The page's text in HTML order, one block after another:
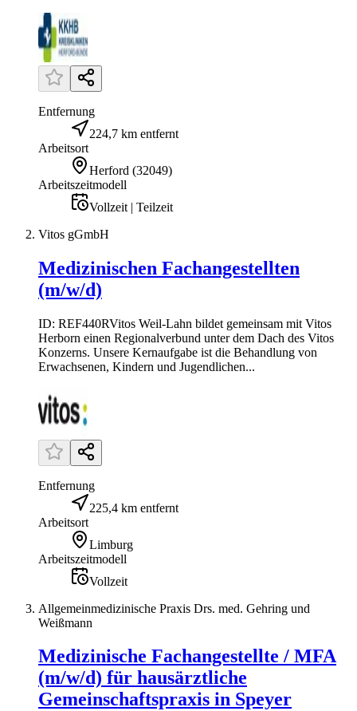
Entfernung
224,7 km entfernt
Arbeitsort
Herford (32049)
Arbeitszeitmodell
Vollzeit | Teilzeit
Vitos gGmbH
Medizinischen Fachangestellten
(m/w/d)
ID: REF440RVitos Weil-Lahn bildet gemeinsam mit Vitos
Herborn einen Regionalverbund unter dem Dach des Vitos
Konzerns. Unsere Kernaufgabe ist die Behandlung von
Erwachsenen, Kindern und Jugendlichen...
Entfernung
225,4 km entfernt
Arbeitsort
Limburg
Arbeitszeitmodell
Vollzeit
Allgemeinmedizinische Praxis Drs. med. Gehring und
Weißmann
Medizinische Fachangestellte / MFA
(m/w/d) für hausärztliche
Gemeinschaftspraxis in Speyer